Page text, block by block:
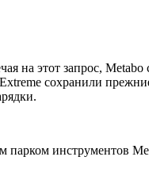
на этот запрос,
сохранили
инструментов